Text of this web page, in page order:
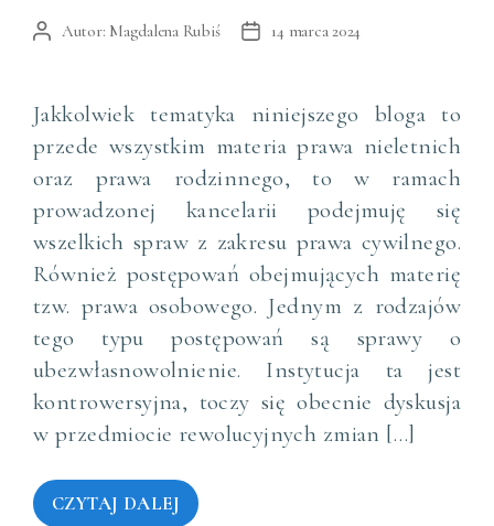
AutorAutor: Magdalena Rubiś
Data14 marca 2024
Jakkolwiek tematyka niniejszego bloga to
przede wszystkim materia prawa nieletnich
oraz prawa rodzinnego, to w ramach
prowadzonej kancelarii podejmuję się
wszelkich spraw z zakresu prawa cywilnego.
Również postępowań obejmujących materię
tzw. prawa osobowego. Jednym z rodzajów
tego typu postępowań są sprawy o
ubezwłasnowolnienie. Instytucja ta jest
kontrowersyjna, toczy się obecnie dyskusja
w przedmiocie rewolucyjnych zmian […]
CZYTAJ DALEJ